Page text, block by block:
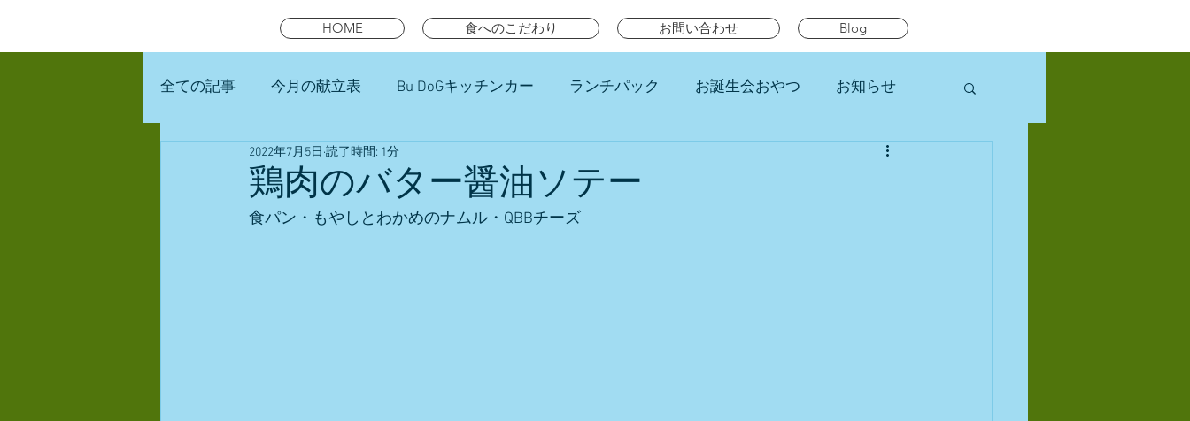
HOME 食へのこだわり お問い合わせ Blog
全ての記事 今月の献立表 Bu DoGキッチンカー ランチパック お誕生会おやつ お知らせ
未就園児スマイルキッズランチ
鶏肉のバター醤油ソテー
2022年7月5日 読了時間: 1分
食パン・もやしとわかめのナムル・QBBチーズ